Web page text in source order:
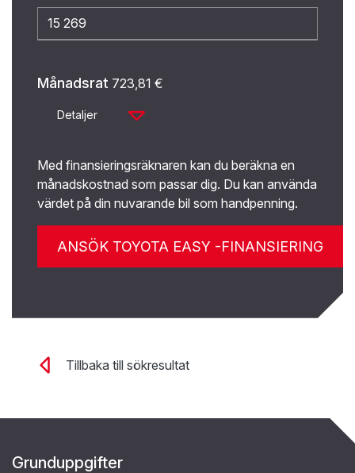
Månadsrat 723,81 €
Detaljer
Med finansieringsräknaren kan du beräkna en
månadskostnad som passar dig. Du kan använda
värdet på din nuvarande bil som handpenning.
Tillbaka till sökresultat
Grunduppgifter